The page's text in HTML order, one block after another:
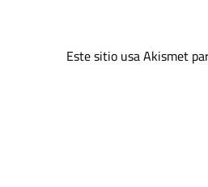
Este sitio usa Akismet